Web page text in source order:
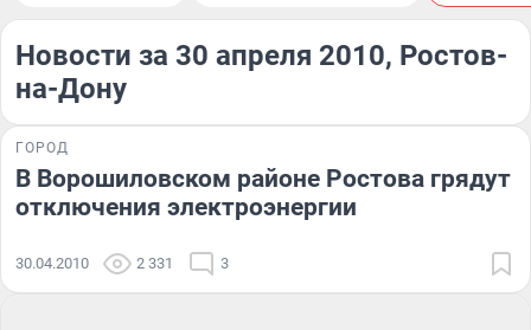
Новости за 30 апреля 2010, Ростов-
на-Дону
ГОРОД
В Ворошиловском районе Ростова грядут
отключения электроэнергии
30.04.2010 2 331 3